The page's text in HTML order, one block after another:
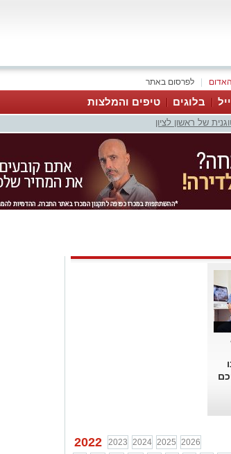
לפרסום באתר
בלוגים טיפים והמלצות
של ראשון לציון
2022 2023 2024 2025 2026